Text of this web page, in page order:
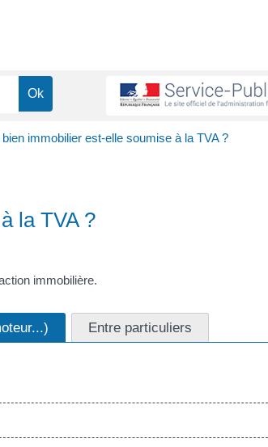
immobilier est-elle soumise à la TVA ?
la TVA ?
immobilière.
Entre particuliers